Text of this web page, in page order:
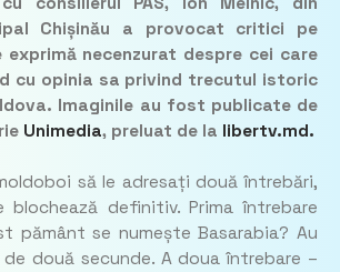
Chișinău a provocat critici pe
exprimă necenzurat despre cei care
cu opinia sa privind trecutul istoric
Imaginile au fost publicate de
Unimedia, preluat de la libertv.md.
să le adresați două întrebări,
definitiv. Prima întrebare
pământ se numește Basarabia? Au
două secunde. A doua întrebare –